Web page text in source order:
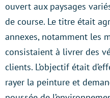
ouvert aux paysages
de course. Le titre était
annexes, notamment les
consistaient à livrer des
clients. L’objectif était
rayer la peinture et